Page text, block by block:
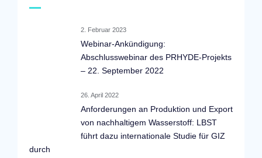
2. Februar 2023
Webinar-Ankündigung:
Abschlusswebinar des PRHYDE-Projekts
– 22. September 2022
26. April 2022
Anforderungen an Produktion und Export
von nachhaltigem Wasserstoff: LBST
führt dazu internationale Studie für GIZ
durch